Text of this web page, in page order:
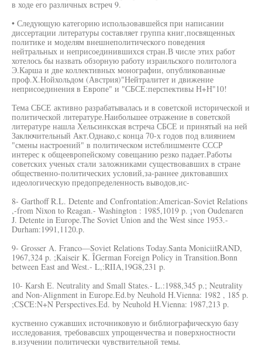
в ходе его различных встреч 9.
• Следующую категорию использовавшейся при написании
диссертации литературы составляет группа книг,посвященных
политике и моделям внешнеполитического поведения
нейтральных и неприсоединившихся стран.В числе этих работ
хотелось бы назвать обзорную работу израильского политолога
Э.Карша и две коллективных монографии, опубликованные
проф.Х.Нойхольдом (Австрия)"Нейтралитет и движение
неприсоединения в Европе" и "СБСЕ:перспективы Н+Н"10!
Тема СБСЕ активно разрабатывалась и в советской исторической и
политической литературе.Наибольшее отражение в советской
литературе нашла Хельсинкская встреча СБСЕ и принятый на ней
Заключительный Акт.Однако,с конца 70-х годов под влиянием
"смены настроений" в политическом истеблишменте СССР
интерес к общеевропейскому совещанию резко падает.Работы
советских ученых стали заложниками существовавших в стране
общественно-политических условий,за-раннее диктовавших
идеологическую предопределенность выводов,ис-
8- Garthoff R.L. Detente and Confrontation:American-Soviet Relations
,-from Nixon to Reagan.- Washington : 1985,1019 p. ¡von Oudenaren
J. Detente in Europe.The Soviet Union and the West since 1953.-
Durham:1991,1120.p.
9- Grosser A. Franco—Soviet Relations Today.Santa MoniciitRAND,
1967,324 p. ;Kaiseir K. ÎGerman Foreign Policy in Transition.Bonn
between East and West.- L,:RIIA,19G8,231 p.
10- Karsh E. Neutrality and Small States.- L.:1988,345 p.; Neutrality
and Non-Alignment in Europe.Ed.by Neuhold H.Vienna: 1982 , 185 p.
;CSCE:N+N Perspectives.Ed. by Neuhold H.Vienna: 1987,213 p.
куственно сужавших источниковую и библиографическую базу
исследования, требовавсшх упрощенчества и поверхностности
в.изучении политически чувствительной темы.